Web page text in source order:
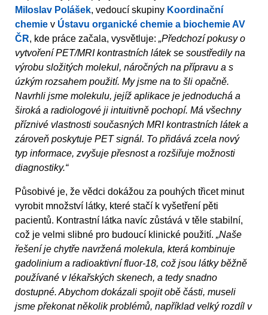
Miloslav Polášek, vedoucí skupiny Koordinační
chemie v Ústavu organické chemie a biochemie AV
ČR, kde práce začala, vysvětluje: „Předchozí pokusy o
vytvoření PET/MRI kontrastních látek se soustředily na
výrobu složitých molekul, náročných na přípravu a s
úzkým rozsahem použití. My jsme na to šli opačně.
Navrhli jsme molekulu, jejíž aplikace je jednoduchá a
široká a radiologové ji intuitivně pochopí. Má všechny
příznivé vlastnosti současných MRI kontrastních látek a
zároveň poskytuje PET signál. To přidává zcela nový
typ informace, zvyšuje přesnost a rozšiřuje možnosti
diagnostiky.“
Působivé je, že vědci dokážou za pouhých třicet minut
vyrobit množství látky, které stačí k vyšetření pěti
pacientů. Kontrastní látka navíc zůstává v těle stabilní,
což je velmi slibné pro budoucí klinické použití. „Naše
řešení je chytře navržená molekula, která kombinuje
gadolinium a radioaktivní fluor-18, což jsou látky běžně
používané v lékařských skenech, a tedy snadno
dostupné. Abychom dokázali spojit obě části, museli
jsme překonat několik problémů, například velký rozdíl v